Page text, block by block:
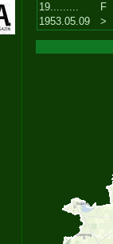
19.........
F
1953.05.09
>